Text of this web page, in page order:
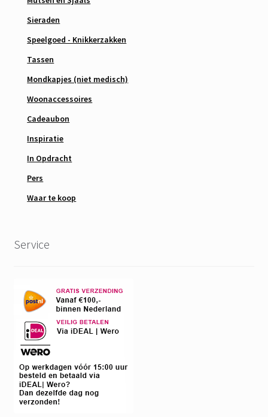
Sieraden
Speelgoed - Knikkerzakken
Tassen
Mondkapjes (niet medisch)
Woonaccessoires
Cadeaubon
Inspiratie
In Opdracht
Pers
Waar te koop
Service